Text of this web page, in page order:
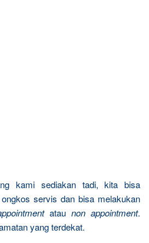
kami sediakan tadi, kita bisa
servis dan bisa melakukan
atau non appointment.
yang terdekat.